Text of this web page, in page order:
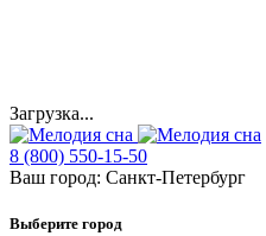
Загрузка...
8 (800) 550-15-50
Ваш город: Санкт-Петербург
Выберите город